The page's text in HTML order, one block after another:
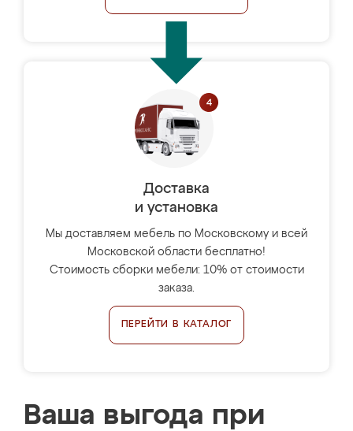
Доставка
и установка
Мы доставляем мебель по Московскому и всей
Московской области бесплатно!
Стоимость сборки мебели: 10% от стоимости
заказа.
ПЕРЕЙТИ В КАТАЛОГ
Ваша выгода при